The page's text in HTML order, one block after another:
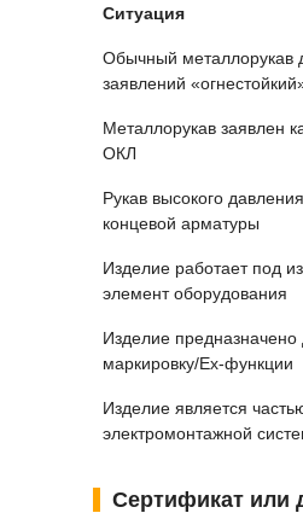
Ситуация
Обычный металлорукав
заявлений
Металлорукав заявлен
ОКЛ
Рукав высокого
концевой арматуры
Изделие работает под
элемент оборудования
Изделие
маркировку/Ex-функции
Изделие является
электромонтажной
Сертификат или